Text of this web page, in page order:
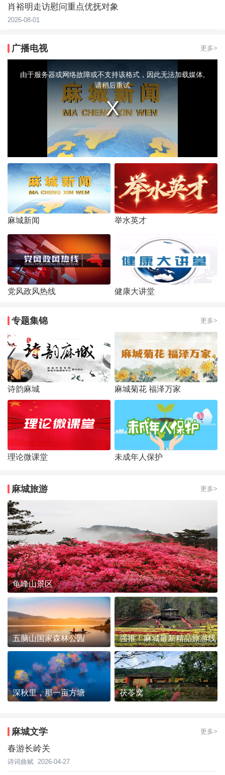
肖裕明走访慰问重点优抚对象
2026-08-01
广播电视 更多>
modal由于服务器或网络故障或不支持该格式，因此无法加载媒体,
请稍后重试
麻城新闻 举水英才
党风政风热线 健康大讲堂
专题集锦 更多>
诗韵麻城 麻城菊花 福泽万家
理论微课堂 未成年人保护
麻城旅游 更多>
龟峰山景区
五脑山国家森林公园 强推！麻城最新精品旅游线
路发布~
深秋里，那一亩方塘 茯苓窝
麻城文学 更多>
春游长岭关
诗词曲赋 2026-04-27